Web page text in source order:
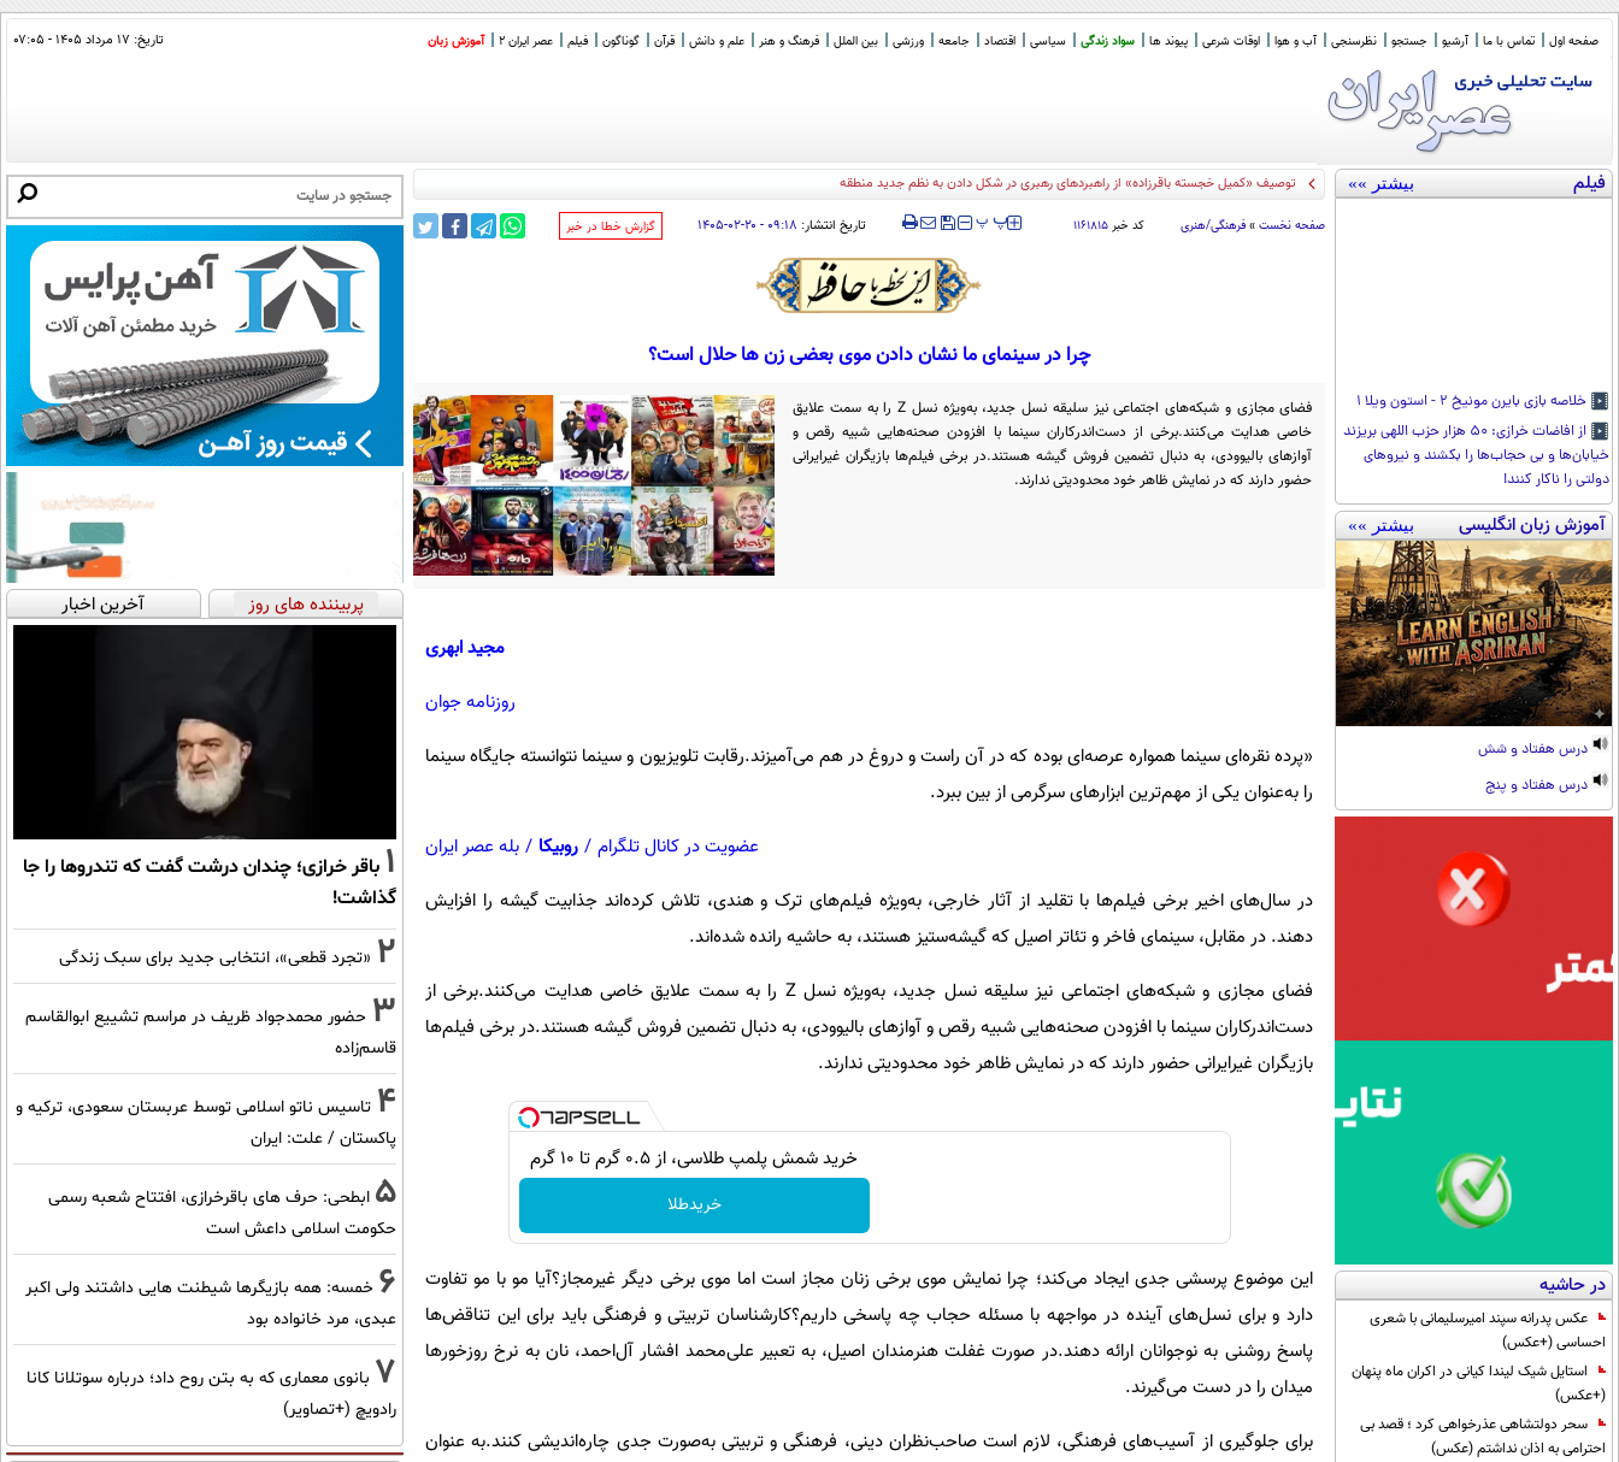
صفحه اول تماس با ما آرشیو جستجو نظرسنجی آب و هوا اوقات شرعی پیوند ها سواد زندگی سیاسی اقتصاد جامعه ورزشی بین الملل فرهنگ و هنر علم و دانش قرآن گوناگون فیلم عصر ایران 2 آموزش زبان تاریخ: ۱۷ مرداد ۱۴۰۵ - ۰۷:۰۵
فیلم بیشتر »»
خلاصه بازی بایرن مونیخ ۲ - استون ویلا ۱
از افاضات خرازی: ۵۰ هزار حزب اللهی بریزند
خیابان‌ها و بی حجاب‌ها را بکشند و نیرو‌های
دولتی را ناکار کنند!
آموزش زبان انگلیسی بیشتر »»
درس هفتاد و شش
درس هفتاد و پنج
در حاشیه
عکس پدرانه سپند امیرسلیمانی با شعری
احساسی (+عکس)
استایل شیک لیندا کیانی در اکران ماه پنهان
(+عکس)
سحر دولتشاهی عذرخواهی کرد ؛ قصد بی
احترامی به اذان نداشتم (عکس)
توصیف «کمیل خجسته باقرزاده» از راهبردهای رهبری در شکل دادن به نظم جدید منطقه
صفحه نخست » فرهنگی/هنری کد خبر۱۱۶۱۸۱۵ ‍‍‍ پپ تاریخ انتشار: ۰۹:۱۸ - ۲۰-۰۲-۱۴۰۵ ‌گزارش خطا در خبر
چرا در سینمای ما نشان دادن موی بعضی زن ها حلال است؟
فضای مجازی و شبکه‌های اجتماعی نیز سلیقه نسل جدید، به‌ویژه نسل Z را به سمت علایق
خاصی هدایت می‌کنند.برخی از دست‌اندرکاران سینما با افزودن صحنه‌هایی شبیه رقص و
آوازهای بالیوودی، به دنبال تضمین فروش گیشه هستند.در برخی فیلم‌ها بازیگران غیرایرانی
حضور دارند که در نمایش ظاهر خود محدودیتی ندارند.
مجید ابهری
روزنامه جوان
«پرده نقره‌ای سینما همواره عرصه‌ای بوده که در آن راست و دروغ در هم می‌آمیزند.رقابت تلویزیون و سینما نتوانسته جایگاه سینما
را به‌عنوان یکی از مهم‌ترین ابزارهای سرگرمی از بین ببرد.
عضویت در کانال تلگرام / روبیکا / بله عصر ایران
در سال‌های اخیر برخی فیلم‌ها با تقلید از آثار خارجی، به‌ویژه فیلم‌های ترک و هندی، تلاش کرده‌اند جذابیت گیشه را افزایش
دهند. در مقابل، سینمای فاخر و تئاتر اصیل که گیشه‌ستیز هستند، به حاشیه رانده شده‌اند.
فضای مجازی و شبکه‌های اجتماعی نیز سلیقه نسل جدید، به‌ویژه نسل Z را به سمت علایق خاصی هدایت می‌کنند.برخی از
دست‌اندرکاران سینما با افزودن صحنه‌هایی شبیه رقص و آوازهای بالیوودی، به دنبال تضمین فروش گیشه هستند.در برخی فیلم‌ها
بازیگران غیرایرانی حضور دارند که در نمایش ظاهر خود محدودیتی ندارند.
خرید شمش پلمپ طلاسی، از ۰.۵ گرم تا ۱۰ گرم
خریدطلا
این موضوع پرسشی جدی ایجاد می‌کند؛ چرا نمایش موی برخی زنان مجاز است اما موی برخی دیگر غیرمجاز؟آیا مو با مو تفاوت
دارد و برای نسل‌های آینده در مواجهه با مسئله حجاب چه پاسخی داریم؟کارشناسان تربیتی و فرهنگی باید برای این تناقض‌ها
پاسخ روشنی به نوجوانان ارائه دهند.در صورت غفلت هنرمندان اصیل، به تعبیر علی‌محمد افشار آل‌احمد، نان به نرخ روزخورها
میدان را در دست می‌گیرند.
برای جلوگیری از آسیب‌های فرهنگی، لازم است صاحب‌نظران دینی، فرهنگی و تربیتی به‌صورت جدی چاره‌اندیشی کنند.به عنوان
پربیننده های روز آخرین اخبار
1 باقر خرازی؛ چندان درشت گفت که تندروها را جا
گذاشت!
2 «تجرد قطعی»، انتخابی جدید برای سبک زندگی
3 حضور محمدجواد ظریف در مراسم تشییع ابوالقاسم
قاسم‌زاده
4 تاسیس ناتو اسلامی توسط عربستان سعودی، ترکیه و
پاکستان / علت: ایران
5 ابطحی: حرف های باقرخرازی، افتتاح شعبه رسمی
حکومت اسلامی داعش است
6 خمسه: همه بازیگرها شیطنت هایی داشتند ولی اکبر
عبدی، مرد خانواده بود
7 بانوی معماری که به بتن روح داد؛ درباره سوتلانا کانا
رادویچ (+تصاویر)